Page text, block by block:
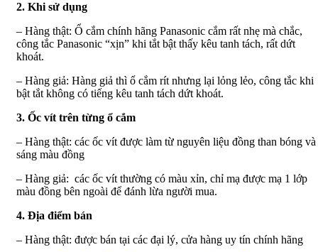
2. Khi sử dụng
– Hàng thật: Ổ cắm chính hãng Panasonic cắm rất nhẹ mà chắc,
công tắc Panasonic “xịn” khi tắt bật thấy kêu tanh tách, rất dứt
khoát.
– Hàng giả: Hàng giả thì ổ cắm rít nhưng lại lỏng lẻo, công tắc khi
bật tắt không có tiếng kêu tanh tách dứt khoát.
3. Ốc vít trên từng ổ cắm
– Hàng thật: các ốc vít được làm từ nguyên liệu đồng than bóng và
sáng màu đồng
– Hàng giả: các ốc vít thường có màu xỉn, chỉ mạ được mạ 1 lớp
màu đồng bên ngoài để đánh lừa người mua.
4. Địa điểm bán
– Hàng thật: được bán tại các đại lý, cửa hàng uy tín chính hãng